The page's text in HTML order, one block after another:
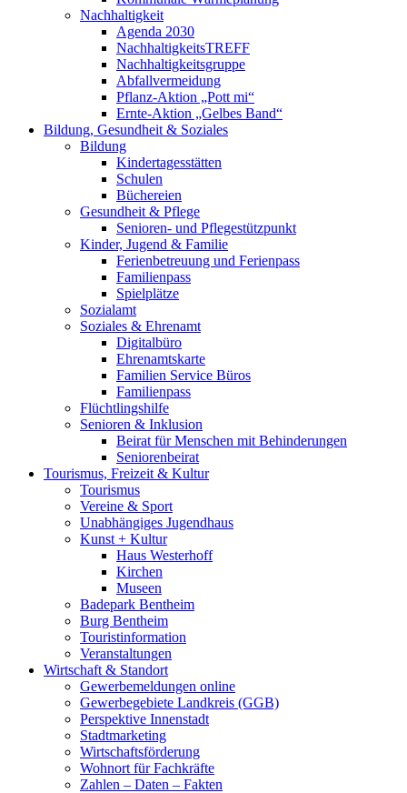
Nachhaltigkeit
Agenda 2030
NachhaltigkeitsTREFF
Nachhaltigkeitsgruppe
Abfallvermeidung
Pflanz-Aktion „Pott mi“
Ernte-Aktion „Gelbes Band“
Bildung, Gesundheit & Soziales
Bildung
Kindertagesstätten
Schulen
Büchereien
Gesundheit & Pflege
Senioren- und Pflegestützpunkt
Kinder, Jugend & Familie
Ferienbetreuung und Ferienpass
Familienpass
Spielplätze
Sozialamt
Soziales & Ehrenamt
Digitalbüro
Ehrenamtskarte
Familien Service Büros
Familienpass
Flüchtlingshilfe
Senioren & Inklusion
Beirat für Menschen mit Behinderungen
Seniorenbeirat
Tourismus, Freizeit & Kultur
Tourismus
Vereine & Sport
Unabhängiges Jugendhaus
Kunst + Kultur
Haus Westerhoff
Kirchen
Museen
Badepark Bentheim
Burg Bentheim
Touristinformation
Veranstaltungen
Wirtschaft & Standort
Gewerbemeldungen online
Gewerbegebiete Landkreis (GGB)
Perspektive Innenstadt
Stadtmarketing
Wirtschaftsförderung
Wohnort für Fachkräfte
Zahlen – Daten – Fakten